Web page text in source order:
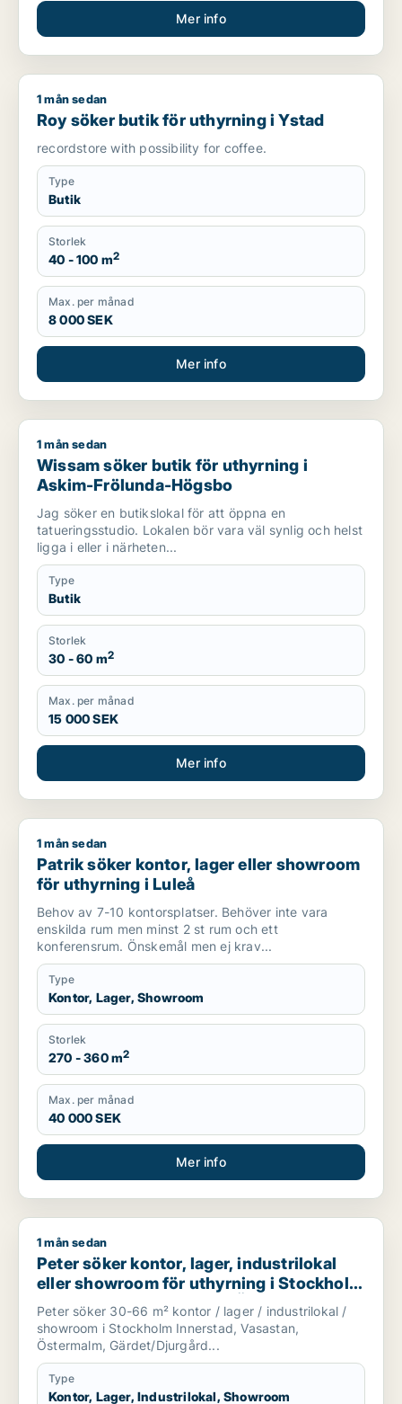
Mer info
Roy söker butik för uthyrning i Ystad
1 mån sedan
Roy söker butik för uthyrning i Ystad
recordstore with possibility for coffee.
Type
Butik
Storlek
40 - 100 m2
Max. per månad
8 000 SEK
Mer info
Wissam söker butik för uthyrning i Askim-Frölunda-Högsbo
1 mån sedan
Wissam söker butik för uthyrning i
Askim-Frölunda-Högsbo
Jag söker en butikslokal för att öppna en
tatueringsstudio. Lokalen bör vara väl synlig och helst
ligga i eller i närheten...
Type
Butik
Storlek
30 - 60 m2
Max. per månad
15 000 SEK
Mer info
Patrik söker kontor, lager eller showroom för uthyrning i
1 mån sedan
Patrik söker kontor, lager eller showroom
för uthyrning i Luleå
Behov av 7-10 kontorsplatser. Behöver inte vara
enskilda rum men minst 2 st rum och ett
konferensrum. Önskemål men ej krav...
Type
Kontor, Lager, Showroom
Storlek
270 - 360 m2
Max. per månad
40 000 SEK
Mer info
Peter söker kontor, lager, industrilokal eller showroom för
1 mån sedan
Peter söker kontor, lager, industrilokal
eller showroom för uthyrning i Stockholm
Innerstad, Vasastan eller Östermalm m.fl.
Peter söker 30-66 m² kontor / lager / industrilokal /
showroom i Stockholm Innerstad, Vasastan,
Östermalm, Gärdet/Djurgård...
Type
Kontor, Lager, Industrilokal, Showroom